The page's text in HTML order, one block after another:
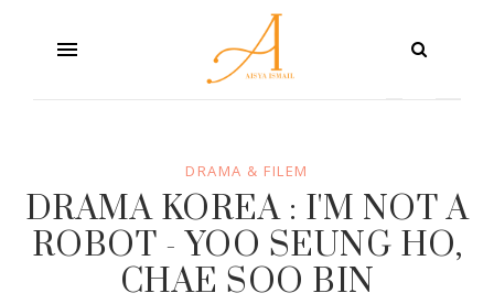
DRAMA & FILEM
DRAMA KOREA : I'M NOT A
ROBOT - YOO SEUNG HO,
CHAE SOO BIN